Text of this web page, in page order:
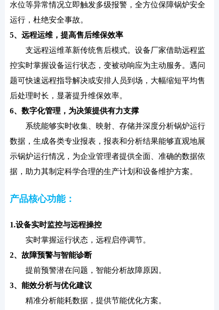
水位等异常情况立即触发多级报警，全方位保障锅炉安全
运行，杜绝安全事故。
5、远程运维，提高售后维保效率
支远程运维革新传统售后模式。设备厂家借助远程监
控实时掌握设备运行状态，变被动响应为主动服务。遇问
题可快速远程指导解决或安排人员到场，大幅缩短平均售
后处理时长，显著提升维保效率。
6、 数字化管理，为决策提供有力支撑
系统能够实时收集、映射、存储并深度分析锅炉运行
数据，生成各类专业报表，报表和分析结果能够直观地展
示锅炉运行情况，为企业管理者提供全面、准确的数据依
据，助力其制定科学合理的生产计划和设备维护方案。
产品核心功能：
1.设备实时监控与远程操控
实时掌握运行状态，远程启停调节。
2、 故障预警与智能诊断
提前预警潜在问题，智能分析故障原因。
3、 能效分析与优化建议
精准分析能耗数据，提供节能优化方案。